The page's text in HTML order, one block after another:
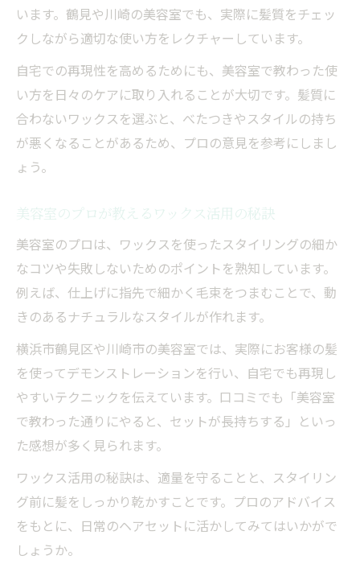
います。鶴見や川崎の美容室でも、実際に髪質をチェッ
クしながら適切な使い方をレクチャーしています。
自宅での再現性を高めるためにも、美容室で教わった使
い方を日々のケアに取り入れることが大切です。髪質に
合わないワックスを選ぶと、べたつきやスタイルの持ち
が悪くなることがあるため、プロの意見を参考にしまし
ょう。
美容室のプロが教えるワックス活用の秘訣
美容室のプロは、ワックスを使ったスタイリングの細か
なコツや失敗しないためのポイントを熟知しています。
例えば、仕上げに指先で細かく毛束をつまむことで、動
きのあるナチュラルなスタイルが作れます。
横浜市鶴見区や川崎市の美容室では、実際にお客様の髪
を使ってデモンストレーションを行い、自宅でも再現し
やすいテクニックを伝えています。口コミでも「美容室
で教わった通りにやると、セットが長持ちする」といっ
た感想が多く見られます。
ワックス活用の秘訣は、適量を守ることと、スタイリン
グ前に髪をしっかり乾かすことです。プロのアドバイス
をもとに、日常のヘアセットに活かしてみてはいかがで
しょうか。